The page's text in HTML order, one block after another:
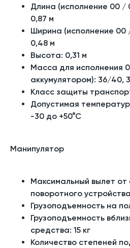
Длина (исполнение 00 /
0,87 м
Ширина (исполнение
0,48 м
Высота: 0,31 м
Масса для исполнения
аккумулятором): 36/40,
Класс защиты
Допустимая
-30 до +50°С
Манипулятор
Максимальный вылет от
поворотного
Грузоподъемность на
Грузоподъемность
средства: 15 кг
Количество степеней